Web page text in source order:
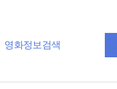
영화정보검색